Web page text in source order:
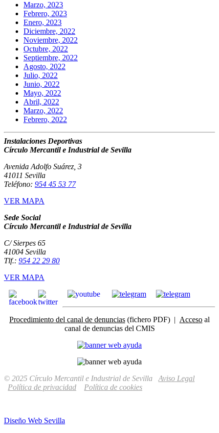
Marzo, 2023
Febrero, 2023
Enero, 2023
Diciembre, 2022
Noviembre, 2022
Octubre, 2022
Septiembre, 2022
Agosto, 2022
Julio, 2022
Junio, 2022
Mayo, 2022
Abril, 2022
Marzo, 2022
Febrero, 2022
Instalaciones Deportivas
Círculo Mercantil e Industrial de Sevilla
Avenida Adolfo Suárez, 3
41011 Sevilla
Teléfono: 954 45 53 77
VER MAPA
Sede Social
Círculo Mercantil e Industrial de Sevilla
C/ Sierpes 65
41004 Sevilla
Tlf.: 954 22 29 80
VER MAPA
Procedimiento del canal de denuncias (fichero PDF) | Acceso al
canal de denuncias del CMIS
© 2025 Círculo Mercantil e Industrial de Sevilla Aviso Legal
Política de privacidad
Política de cookies
Diseño Web Sevilla